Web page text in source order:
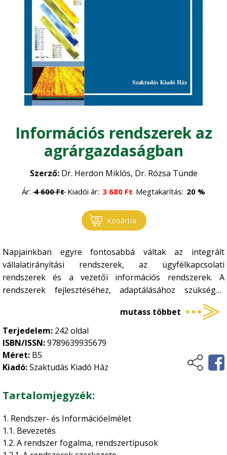
Általános állattenyésztés
Állategészségügy
Baromfi
Halászat
Juhászat
Méhészet
Szarvasmarha
Díszkert, dísznövény
Élelmiszeripar
Életmód, egészség
Erdészet
Faanyagok
Általános faipar
Gépesítés
Műszaki ismeretek
• Gombászkodás
• Környezetvédelem
Megújuló energia
Természetvédelem
Logisztika, raktározás
Növénytermesztés
Kertészet
• Növényvédelem
• Szőlészet-borászat
Zöldségtermesztés
Történelem, kultúrtörténet
Információs rendszerek az
agrárgazdaságban
Szerző:Dr. Herdon Miklós, Dr. Rózsa Tünde
Ár: 4 600Ft Kiadói ár: 3 680 Ft Megtakarítás: 20 %
Kosárba
Napjainkban egyre fontosabbá váltak az integrált
vállalatirányítási rendszerek, az ügyfélkapcsolati
rendszerek és a vezetői információs rendszerek. A
rendszerek fejlesztéséhez, adaptálásához szükséges
ismeretek szintén fontosak, hogy elkerüljük a rendszerek
tervezésével, adaptálásával járó buktatókat. Ilyen
területek az informatikai stratégia készítéséhez, a
projektmenedzsmenthez és a rendszerfejlesztési-
adaptációs módszertanokhoz kapcsolódó ismeretek.
tárgyalása után az információs rendszerek általános
jellemzőit, azt követően a vállalati rendszereket, majd az
agrárgazdaság fontosabb makrorendszereit ismertetjük.
Végül pedig agrárspecifikus, mikrogazdasági szintű
rendszereket, megoldásokat ismertetünk, elsősorban a
mutass többet
Terjedelem: 242 oldal
ISBN/ISSN:9789639935679
Méret: B5
Kiadó:Szaktudás Kiadó Ház
Tartalomjegyzék:
1. Rendszer- és Információelmélet
1.1. Bevezetés
1.2. A rendszer fogalma, rendszertípusok